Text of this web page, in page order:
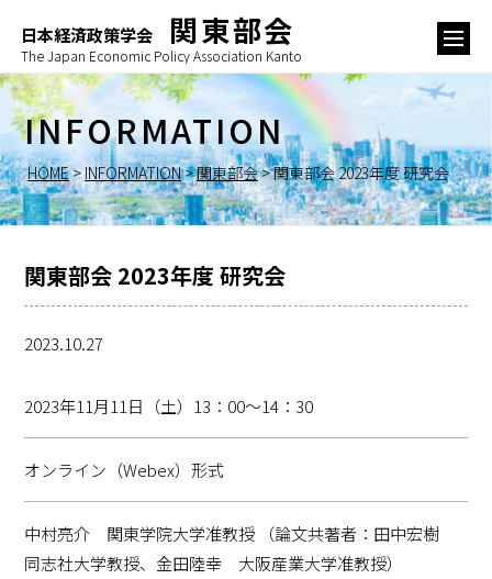
日本経済政策学会 関東部会
The Japan Economic Policy Association Kanto
INFORMATION
HOME>INFORMATION>関東部会>関東部会 2023年度 研究会
関東部会 2023年度 研究会
2023.10.27
2023年11月11日（土）13：00〜14：30
オンライン（Webex）形式
中村亮介 関東学院大学准教授 （論文共著者：田中宏樹
同志社大学教授、金田陸幸 大阪産業大学准教授）